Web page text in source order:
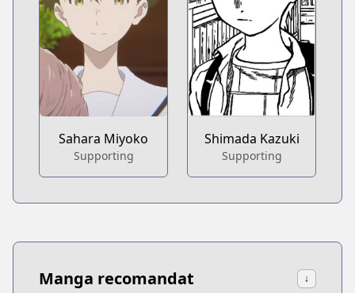
Sahara Miyoko
Supporting
Shimada Kazuki
Supporting
Manga recomandat ↓